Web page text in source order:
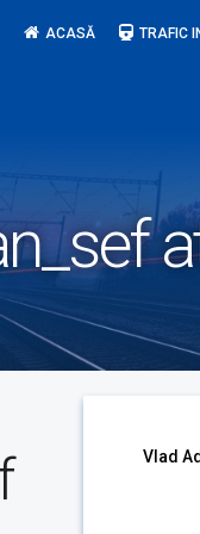
ACASĂ TRAFIC
Vlad